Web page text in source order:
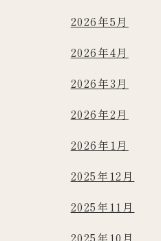
2026年5月
2026年4月
2026年3月
2026年2月
2026年1月
2025年12月
2025年11月
2025年10月